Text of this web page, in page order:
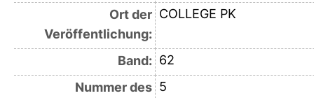
Ort der
Veröffentlichung:
COLLEGE PK
Band: 62
Nummer des 5